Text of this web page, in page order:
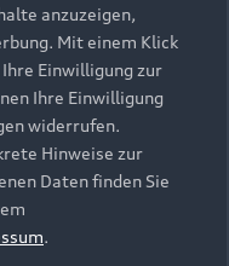
anzuzeigen,
Mit einem Klick
Einwilligung zur
Ihre Einwilligung
widerrufen.
Hinweise zur
Daten finden Sie
.